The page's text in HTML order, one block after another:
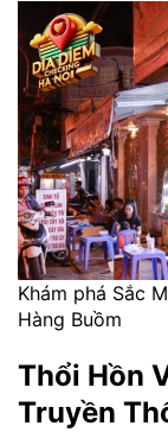
Khám phá Sắc
Hàng Buồm
Thổi Hồn
Truyền